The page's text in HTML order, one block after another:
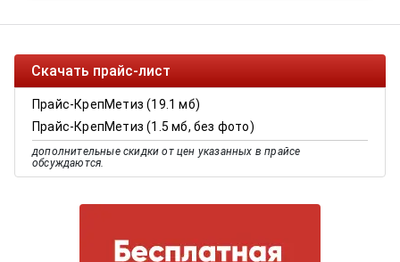
Скачать прайс-лист
Прайс-КрепМетиз (19.1 мб)
Прайс-КрепМетиз (1.5 мб, без фото)
дополнительные скидки от цен указанных в прайсе
обсуждаются.